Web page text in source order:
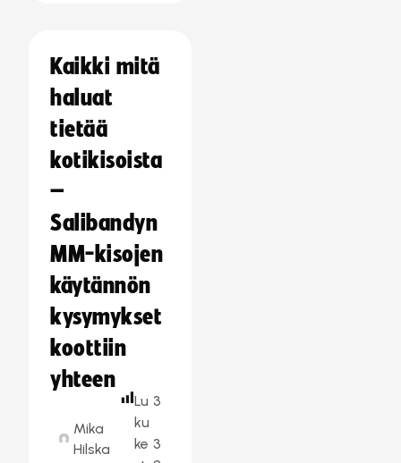
Kaikki mitä
haluat
tietää
kotikisoista
–
Salibandyn
MM-kisojen
käytännön
kysymykset
koottiin
yhteen
Mika
Hilska
Lu
ku
ke
3
3